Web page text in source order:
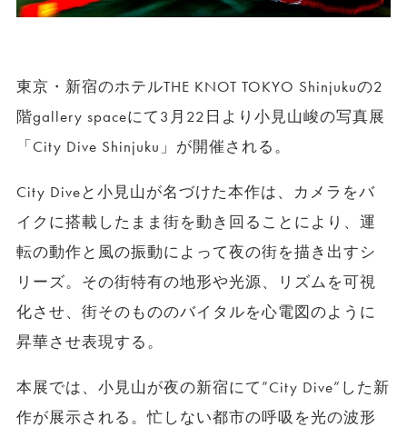
東京・新宿のホテルTHE KNOT TOKYO Shinjukuの2
階gallery spaceにて3月22日より小見山峻の写真展
「City Dive Shinjuku」が開催される。
City Diveと小見山が名づけた本作は、カメラをバ
イクに搭載したまま街を動き回ることにより、運
転の動作と風の振動によって夜の街を描き出すシ
リーズ。その街特有の地形や光源、リズムを可視
化させ、街そのもののバイタルを心電図のように
昇華させ表現する。
本展では、小見山が夜の新宿にて”City Dive”した新
作が展示される。忙しない都市の呼吸を光の波形